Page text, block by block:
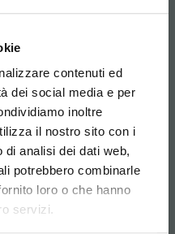
contenuti ed
dei social media e per
inoltre
il nostro sito con i
analisi dei dati web,
potrebbero combinarle
loro o che hanno
servizi.
are in and your
experience